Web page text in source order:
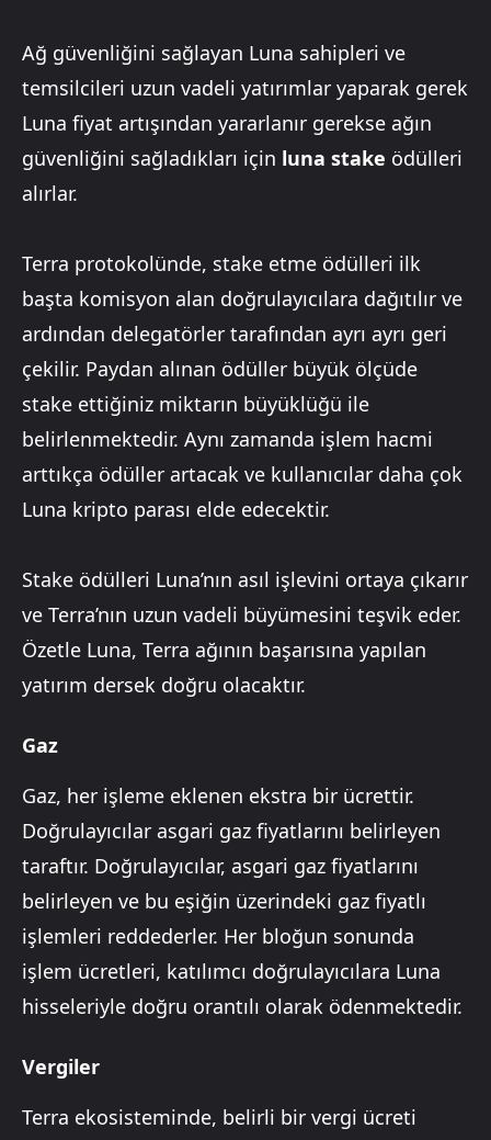
Ağ güvenliğini sağlayan Luna sahipleri ve
temsilcileri uzun vadeli yatırımlar yaparak gerek
Luna fiyat artışından yararlanır gerekse ağın
güvenliğini sağladıkları için luna stake ödülleri
alırlar.
Terra protokolünde, stake etme ödülleri ilk
başta komisyon alan doğrulayıcılara dağıtılır ve
ardından delegatörler tarafından ayrı ayrı geri
çekilir. Paydan alınan ödüller büyük ölçüde
stake ettiğiniz miktarın büyüklüğü ile
belirlenmektedir. Aynı zamanda işlem hacmi
arttıkça ödüller artacak ve kullanıcılar daha çok
Luna kripto parası elde edecektir.
Stake ödülleri Luna’nın asıl işlevini ortaya çıkarır
ve Terra’nın uzun vadeli büyümesini teşvik eder.
Özetle Luna, Terra ağının başarısına yapılan
yatırım dersek doğru olacaktır.
Gaz
Gaz, her işleme eklenen ekstra bir ücrettir.
Doğrulayıcılar asgari gaz fiyatlarını belirleyen
taraftır. Doğrulayıcılar, asgari gaz fiyatlarını
belirleyen ve bu eşiğin üzerindeki gaz fiyatlı
işlemleri reddederler. Her bloğun sonunda
işlem ücretleri, katılımcı doğrulayıcılara Luna
hisseleriyle doğru orantılı olarak ödenmektedir.
Vergiler
Terra ekosisteminde, belirli bir vergi ücreti